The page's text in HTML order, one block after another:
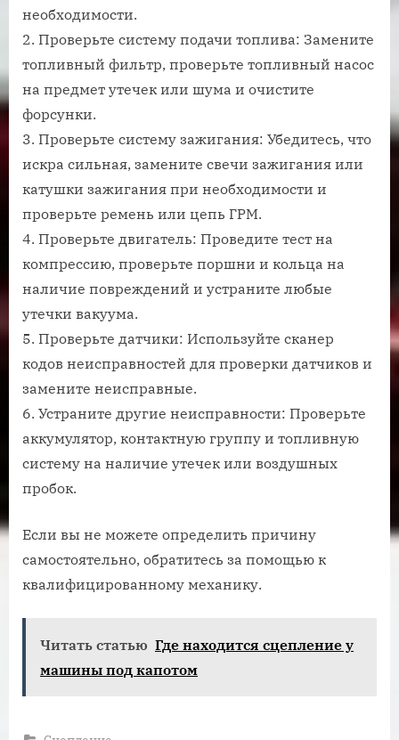
необходимости.
2. Проверьте систему подачи топлива: Замените
топливный фильтр, проверьте топливный насос
на предмет утечек или шума и очистите
форсунки.
3. Проверьте систему зажигания: Убедитесь, что
искра сильная, замените свечи зажигания или
катушки зажигания при необходимости и
проверьте ремень или цепь ГРМ.
4. Проверьте двигатель: Проведите тест на
компрессию, проверьте поршни и кольца на
наличие повреждений и устраните любые
утечки вакуума.
5. Проверьте датчики: Используйте сканер
кодов неисправностей для проверки датчиков и
замените неисправные.
6. Устраните другие неисправности: Проверьте
аккумулятор, контактную группу и топливную
систему на наличие утечек или воздушных
пробок.
Если вы не можете определить причину
самостоятельно, обратитесь за помощью к
квалифицированному механику.
Читать статью Где находится сцепление у
машины под капотом